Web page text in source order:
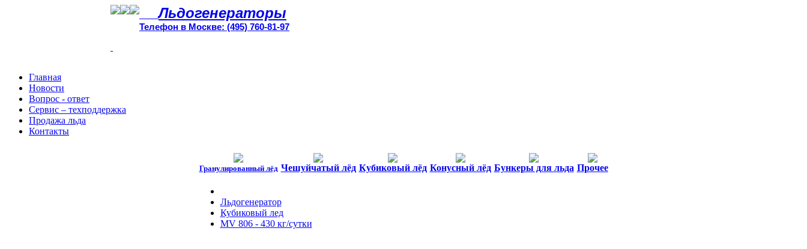
Льдогенераторы
Телефон в Москве: (495) 760-81-97
Главная
Новости
Вопрос - ответ
Сервис – техподдержка
Продажа льда
Контакты
Гранулированный лёд Чешуйчатый лёд Кубиковый лёд Конусный лёд Бункеры для льда Прочее
Льдогенератор
Кубиковый лед
MV 806 - 430 кг/сутки